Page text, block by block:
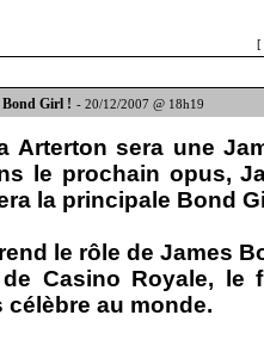
[
Bond Girl ! - 20/12/2007 @ 18h19
Arterton sera une
le prochain opus,
la principale Bond
le rôle de James
Casino Royale,
au monde.